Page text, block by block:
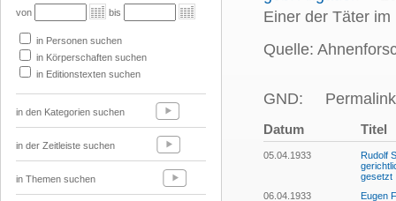
von bis
in Personen suchen
in Körperschaften suchen
in Editionstexten suchen
in den Kategorien suchen
in der Zeitleiste suchen
in Themen suchen
Einer der Täter
Quelle:
GND:
Datum Titel
05.04.1933
Rudolf
gesetzt
06.04.1933
Eugen